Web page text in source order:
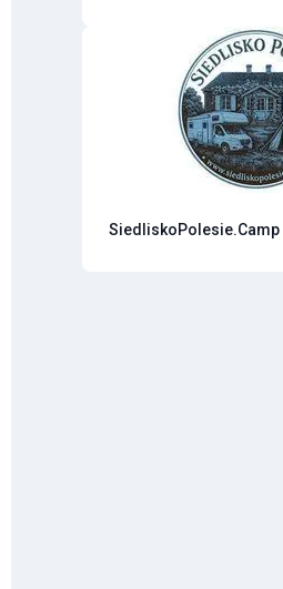
SiedliskoPolesie.Camp